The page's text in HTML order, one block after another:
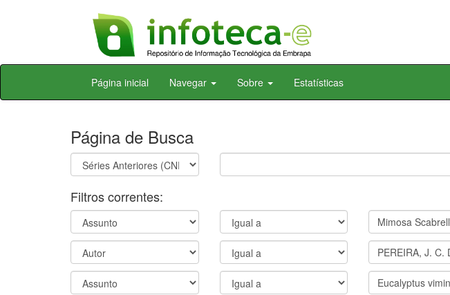
Skip
Página inicial Navegar Sobre Estatísticas
Página de Busca
Filtros correntes: